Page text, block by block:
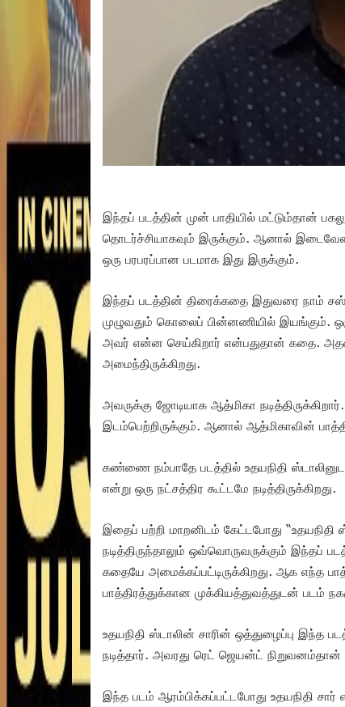
இந்தப் படத்தின் முன் பாதியில் மட்டும்தான்
தொடர்ச்சியாகவும் இருக்கும். ஆனால்
ஒரு பரபரப்பான படமாக இது இருக்கும்.
இந்தப் படத்தின் திரைக்கதை இதுவரை நாம்
முழுவதும் கொலைப் பின்னணியில் இயங்கும்.
அவர் என்ன செய்கிறார் என்பதுதான் கதை.
அமைந்திருக்கிறது.
அவருக்கு ஜோடியாக ஆத்மிகா
இடம்பெற்றிருக்கும். ஆனால் ஆத்மிகாவின்
கண்ணை நம்பாதே படத்தில் உதயநிதி
என்று ஒரு நட்சத்திர கூட்டமே நடித்திருக்கிறது.
இதைப் பற்றி மாறனிடம் கேட்டபோது
நடித்திருந்தாலும் ஒவ்வொருவருக்கும் இந்தப்
கதையே அமைக்கப்பட்டிருக்கிறது. ஆக எந்த
பாத்திரத்துக்கான முக்கியத்துவத்துடன் படம்
உதயநிதி ஸ்டாலின் சாரின் ஒத்துழைப்பு இந்த
நடித்தார். அவரது ரெட் ஜெயன்ட் நிறுவனம்தான்
இந்த படம் ஆரம்பிக்கப்பட்டபோது உதயநிதி